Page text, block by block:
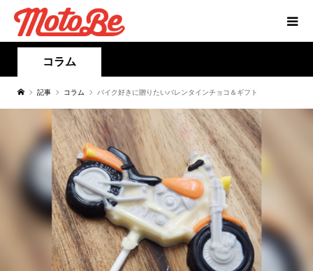
コラム
記事 コラム バイク好きに贈りたいバレンタインチョコ＆ギフト